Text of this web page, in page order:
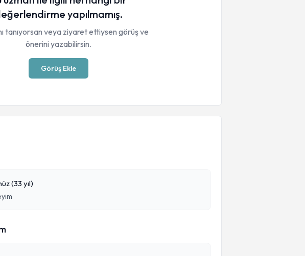
yapılmamış.
tanıyorsan veya ziyaret ettiysen görüş ve
önerini yazabilirsin.
Görüş Ekle
(33 yıl)